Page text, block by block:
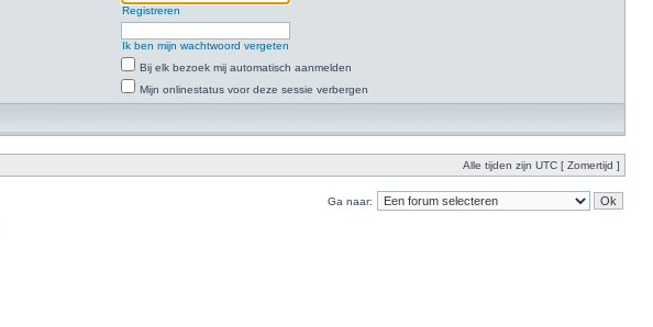
Registreren
Ik ben mijn wachtwoord vergeten
Bij elk bezoek mij automatisch aanmelden
Mijn onlinestatus voor deze sessie verbergen
Alle tijden zijn UTC [ Zomertijd ]
Ga naar: